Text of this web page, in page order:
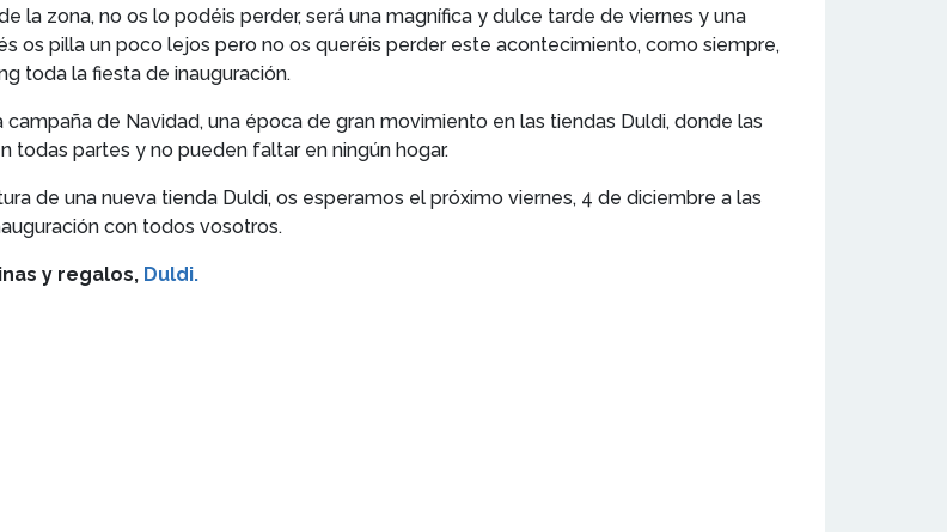
la zona, no os lo podéis perder, será una magnífica y dulce tarde de viernes y una
os pilla un poco lejos pero no os queréis perder este acontecimiento, como siempre,
toda la fiesta de inauguración.
de Navidad, una época de gran movimiento en las tiendas Duldi, donde las
todas partes y no pueden faltar en ningún hogar.
de una nueva tienda Duldi, os esperamos el próximo viernes, 4 de diciembre a las
con todos vosotros.
y regalos, Duldi.